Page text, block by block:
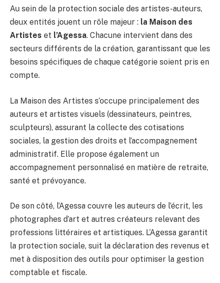
Au sein de la protection sociale des artistes-auteurs,
deux entités jouent un rôle majeur : la Maison des
Artistes et l’Agessa. Chacune intervient dans des
secteurs différents de la création, garantissant que les
besoins spécifiques de chaque catégorie soient pris en
compte.
La Maison des Artistes s’occupe principalement des
auteurs et artistes visuels (dessinateurs, peintres,
sculpteurs), assurant la collecte des cotisations
sociales, la gestion des droits et l’accompagnement
administratif. Elle propose également un
accompagnement personnalisé en matière de retraite,
santé et prévoyance.
De son côté, l’Agessa couvre les auteurs de l’écrit, les
photographes d’art et autres créateurs relevant des
professions littéraires et artistiques. L’Agessa garantit
la protection sociale, suit la déclaration des revenus et
met à disposition des outils pour optimiser la gestion
comptable et fiscale.